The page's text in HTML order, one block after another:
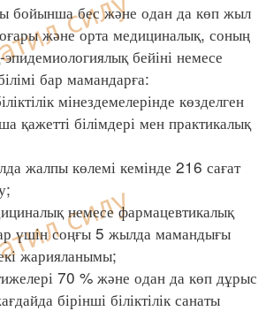
бес және одан да көп жыл
және орта медициналық, соның
бейіні немесе
бар мамандарға:
мінездемелерінде көзделген
қажетті білімдері мен практикалық
жалпы көлемі кемінде 216 сағат
немесе фармацевтикалық
үшін соңғы 5 жылда мамандығы
жарияланымы;
70 % және одан да көп дұрыс
бірінші біліктілік санаты